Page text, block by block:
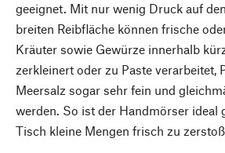
geeignet. Mit nur wenig Druck auf
breiten Reibfläche können frische
Kräuter sowie Gewürze innerhalb
zerkleinert oder zu Paste verarbeitet,
Meersalz sogar sehr fein und
werden. So ist der Handmörser ideal
Tisch kleine Mengen frisch zu